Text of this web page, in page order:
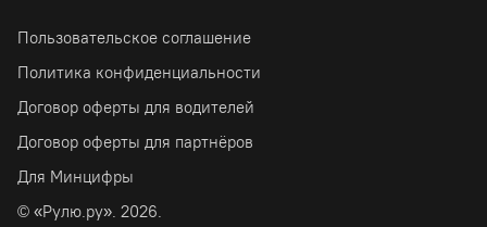
Пользовательское соглашение
Политика конфиденциальности
Договор оферты для водителей
Договор оферты для партнёров
Для Минцифры
© «Рулю.ру». 2026.